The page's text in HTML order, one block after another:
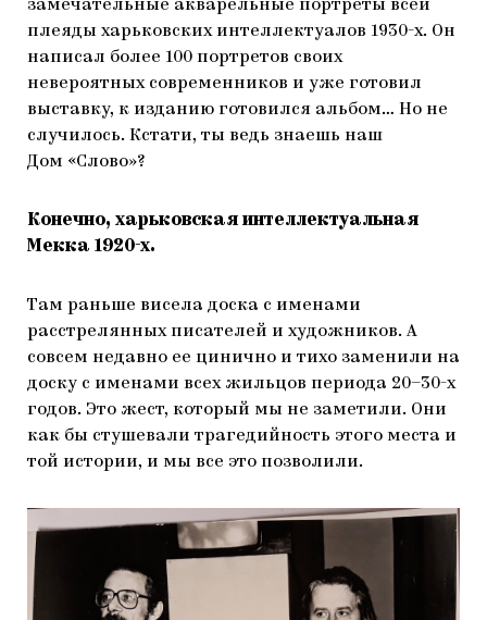
замечательные акварельные портреты всей
плеяды харьковских интеллектуалов 1930-х. Он
написал более 100 портретов своих
невероятных современников и уже готовил
выставку, к изданию готовился альбом… Но не
случилось. Кстати, ты ведь знаешь наш
Дом «Слово»?
Конечно, харьковская интеллектуальная
Мекка 1920-х.
Там раньше висела доска с именами
расстрелянных писателей и художников. А
совсем недавно ее цинично и тихо заменили на
доску с именами всех жильцов периода 20–30-х
годов. Это жест, который мы не заметили. Они
как бы стушевали трагедийность этого места и
той истории, и мы все это позволили.